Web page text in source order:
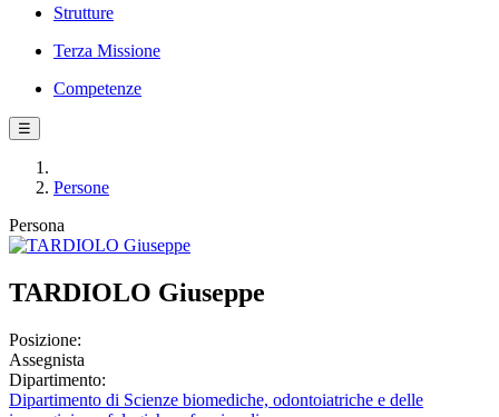
Strutture
Terza Missione
Competenze
☰
Persone
Persona
TARDIOLO Giuseppe
Posizione:
Assegnista
Dipartimento:
Dipartimento di Scienze biomediche, odontoiatriche e delle